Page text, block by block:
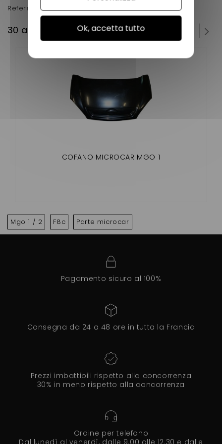
Reference d'origine : 1008115
30 altri prodotti della stessa categoria:
COFANO MICROCAR MGO 1
Mgo 1 / 2 F8c Parte microcar
Pagamento sicuro al 100%
Consegna da 24 a 48 ore in tutta la Francia
Prezzi imbattibili rispetto alla concorrenza
30% in meno rispetto alla concorrenza
Ordine per telefono
Dal lunedì al venerdì, dalle 9.00 alle 12.30 e dalle
Ok, accetta tutto